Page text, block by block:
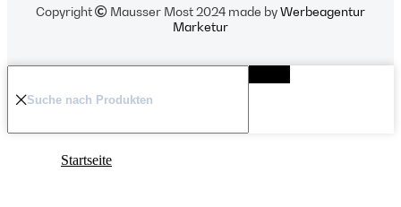
Copyright Mausser Most 2024 made byWerbeagentur
Marketur
Startseite